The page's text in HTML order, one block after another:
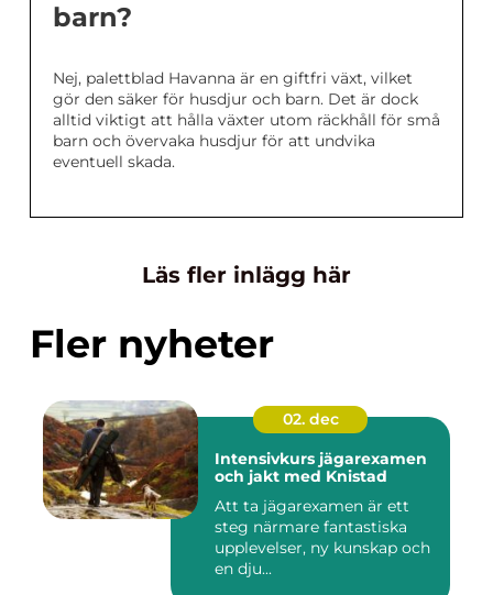
barn?
Nej, palettblad Havanna är en giftfri växt, vilket
gör den säker för husdjur och barn. Det är dock
alltid viktigt att hålla växter utom räckhåll för små
barn och övervaka husdjur för att undvika
eventuell skada.
Läs fler inlägg här
Fler nyheter
02. dec
Intensivkurs jägarexamen
och jakt med Knistad
Att ta jägarexamen är ett
steg närmare fantastiska
upplevelser, ny kunskap och
en dju...